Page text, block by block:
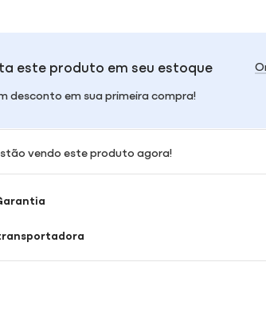
este produto em seu estoque
desconto em sua primeira compra!
vendo este produto agora!